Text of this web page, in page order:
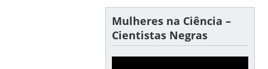
Mulheres na Ciência –
Cientistas Negras